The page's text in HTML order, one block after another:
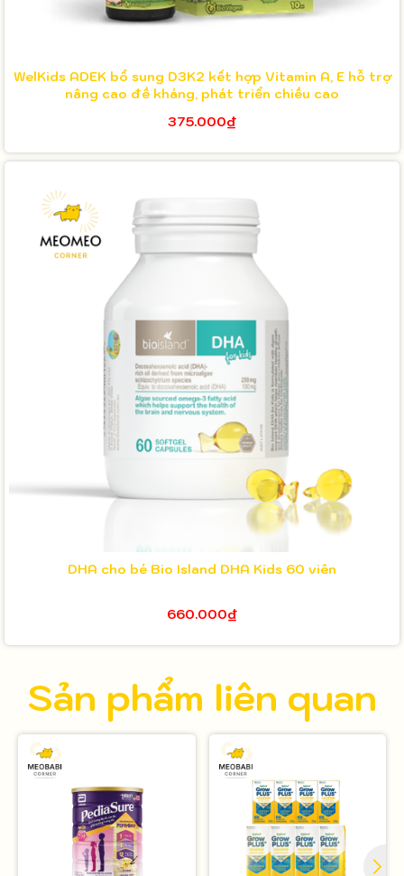
WelKids ADEK bổ sung D3K2 kết hợp Vitamin A, E hỗ trợ
nâng cao đề kháng, phát triển chiều cao
375.000₫
DHA cho bé Bio Island DHA Kids 60 viên
660.000₫
Sản phẩm liên quan